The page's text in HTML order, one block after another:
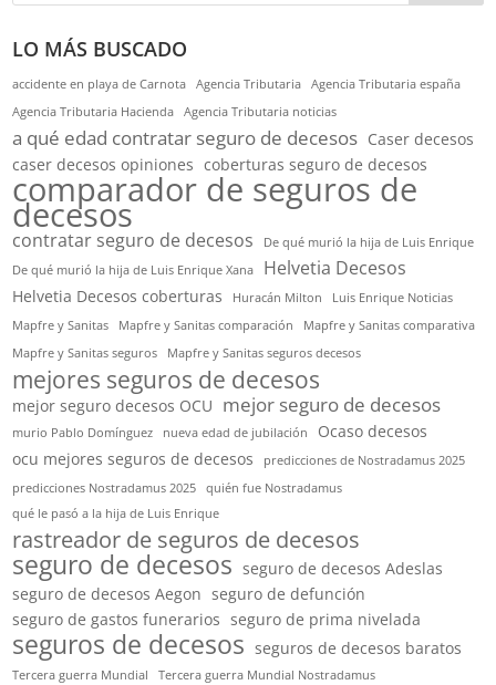
LO MÁS BUSCADO
accidente en playa de Carnota Agencia Tributaria
Agencia Tributaria españa
Agencia Tributaria Hacienda
Agencia Tributaria noticias
a qué edad contratar seguro de decesos Caser decesos
caser decesos opiniones coberturas seguro de decesos
comparador de seguros de
decesos
contratar seguro de decesos
De qué murió la hija de Luis Enrique
De qué murió la hija de Luis Enrique Xana
Helvetia Decesos
Helvetia Decesos coberturas Huracán Milton
Luis Enrique Noticias
Mapfre y Sanitas
Mapfre y Sanitas comparación
Mapfre y Sanitas comparativa
Mapfre y Sanitas seguros
Mapfre y Sanitas seguros decesos
mejores seguros de decesos
mejor seguro decesos OCU mejor seguro de decesos
murio Pablo Domínguez nueva edad de jubilación
Ocaso decesos
ocu mejores seguros de decesos
predicciones de Nostradamus 2025
predicciones Nostradamus 2025
quién fue Nostradamus
qué le pasó a la hija de Luis Enrique
rastreador de seguros de decesos
seguro de decesos seguro de decesos Adeslas
seguro de decesos Aegon seguro de defunción
seguro de gastos funerarios seguro de prima nivelada
seguros de decesos seguros de decesos baratos
Tercera guerra Mundial Tercera guerra Mundial Nostradamus